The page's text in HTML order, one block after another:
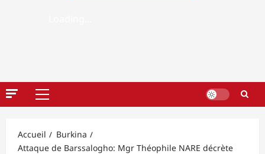
Menu
Accueil
Burkina
Attaque de Barssalogho: Mgr Théophile NARE décrète